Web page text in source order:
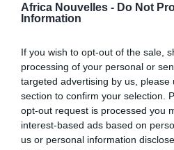
Africa Nouvelles - Do Not
Information
If you wish to opt-out of the sale,
processing of your personal or
targeted advertising by us, please
section to confirm your selection.
opt-out request is processed you
interest-based ads based on
us or personal information